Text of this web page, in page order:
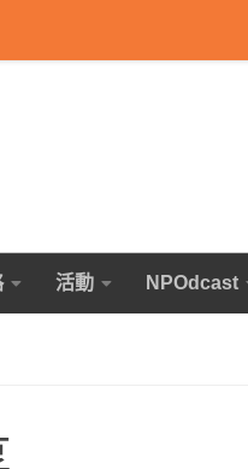
活動 NPOdcast